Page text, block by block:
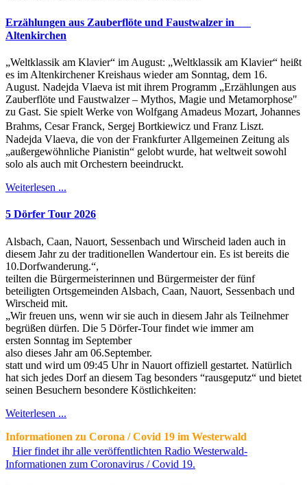
Erzählungen aus Zauberflöte und Faustwalzer in
Altenkirchen
„Weltklassik am Klavier“ im August: „Weltklassik am Klavier“ heißt
es im Altenkirchener Kreishaus wieder am Sonntag, dem 16.
August. Nadejda Vlaeva ist mit ihrem Programm „Erzählungen aus
Zauberflöte und Faustwalzer – Mythos, Magie und Metamorphose"
zu Gast. Sie spielt Werke von Wolfgang Amadeus Mozart, Johannes
Brahms, Cesar Franck, Sergej Bortkiewicz und Franz Liszt.
Nadejda Vlaeva, die von der Frankfurter Allgemeinen Zeitung als
„außergewöhnliche Pianistin“ gelobt wurde, hat weltweit sowohl
solo als auch mit Orchestern beeindruckt.
Weiterlesen ...
5 Dörfer Tour 2026
Alsbach, Caan, Nauort, Sessenbach und Wirscheid laden auch in
diesem Jahr zu der traditionellen Wandertour ein. Es ist bereits die
10.Dorfwanderung.“,
teilten die Bürgermeisterinnen und Bürgermeister der fünf
beteiligten Ortsgemeinden Alsbach, Caan, Nauort, Sessenbach und
Wirscheid mit.
„Wir freuen uns, wenn wir sie auch in diesem Jahr als Teilnehmer
begrüßen dürfen. Die 5 Dörfer-Tour findet wie immer am
ersten Sonntag im September
also dieses Jahr am 06.September.
statt und wird um 09:45 Uhr in Nauort offiziell gestartet. Natürlich
hat sich jedes Dorf an diesem Tag besonders “rausgeputz“ und bietet
seinen Besuchern besondere Köstlichkeiten:
Weiterlesen ...
Informationen zu Corona / Covid 19 im Westerwald
Hier findet ihr alle veröffentlichten Radio Westerwald-
Informationen zum Coronavirus / Covid 19.